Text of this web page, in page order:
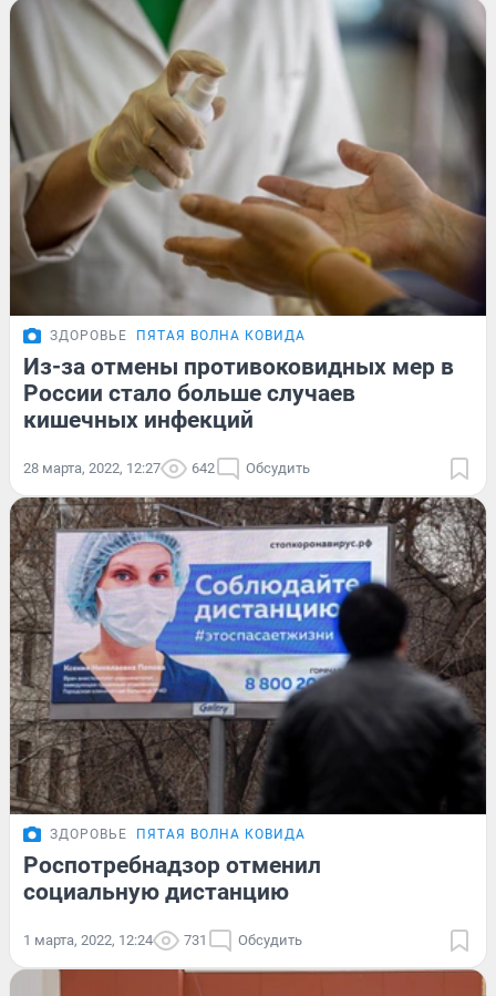
ЗДОРОВЬЕ ПЯТАЯ ВОЛНА КОВИДА
Из-за отмены противоковидных мер в
России стало больше случаев
кишечных инфекций
28 марта, 2022, 12:27 642 Обсудить
ЗДОРОВЬЕ ПЯТАЯ ВОЛНА КОВИДА
Роспотребнадзор отменил
социальную дистанцию
1 марта, 2022, 12:24 731 Обсудить